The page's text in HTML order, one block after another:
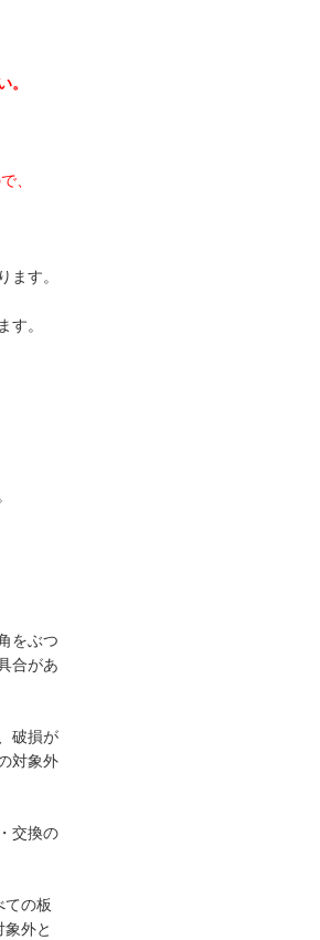
。
、
ます。
す。
をぶつ
合があ
破損が
対象外
交換の
の板
外と